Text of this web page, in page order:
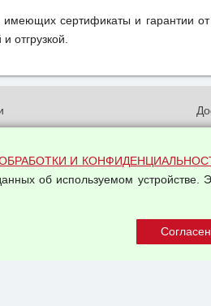
сертификаты и гарантии
отгрузкой.
И
об используемом